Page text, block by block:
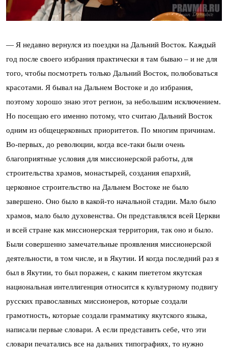
— Я недавно вернулся из поездки на Дальний Восток. Каждый
год после своего избрания практически я там бываю – и не для
того, чтобы посмотреть только Дальний Восток, полюбоваться
красотами. Я бывал на Дальнем Востоке и до избрания,
поэтому хорошо знаю этот регион, за небольшим исключением.
Но посещаю его именно потому, что считаю Дальний Восток
одним из общецерковных приоритетов. По многим причинам.
Во-первых, до революции, когда все-таки были очень
благоприятные условия для миссионерской работы, для
строительства храмов, монастырей, создания епархий,
церковное строительство на Дальнем Востоке не было
завершено. Оно было в какой-то начальной стадии. Мало было
храмов, мало было духовенства. Он представлялся всей Церкви
и всей стране как миссионерская территория, так оно и было.
Были совершенно замечательные проявления миссионерской
деятельности, в том числе, и в Якутии. И когда последний раз я
был в Якутии, то был поражен, с каким пиететом якутская
национальная интеллигенция относится к культурному подвигу
русских православных миссионеров, которые создали
грамотность, которые создали грамматику якутского языка,
написали первые словари. А если представить себе, что эти
словари печатались все на дальних типографиях, то нужно